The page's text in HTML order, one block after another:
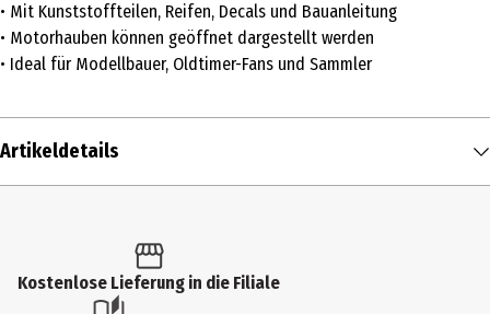
• Mit Kunststoffteilen, Reifen, Decals und Bauanleitung
• Motorhauben können geöffnet dargestellt werden
• Ideal für Modellbauer, Oldtimer-Fans und Sammler
Artikeldetails
Produkttyp
Kostenlose Lieferung in die Filiale